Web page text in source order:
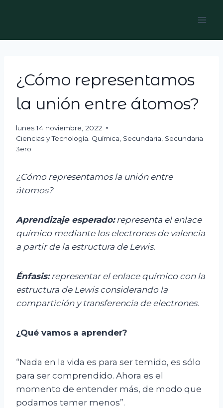
¿Cómo representamos
la unión entre átomos?
lunes 14 noviembre, 2022
Ciencias y Tecnología. Química Secundaria Secundaria
3ero
¿Cómo representamos la unión entre
átomos?
Aprendizaje esperado: representa el enlace
químico mediante los electrones de valencia
a partir de la estructura de Lewis.
Énfasis: representar el enlace químico con la
estructura de Lewis considerando la
compartición y transferencia de electrones.
¿Qué vamos a aprender?
“Nada en la vida es para ser temido, es sólo
para ser comprendido. Ahora es el
momento de entender más, de modo que
podamos temer menos”.